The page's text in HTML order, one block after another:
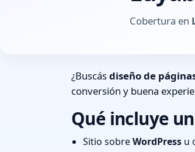
Cobertura en
¿Buscásdiseño de
conversión y buena
Qué incluye
Sitio sobreWordPress u